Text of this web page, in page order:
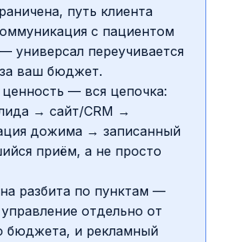
путь клиента
с пациентом
универсал переучивается
ваш бюджет.
— вся цепочка:
→ сайт/CRM →
дожима → записанный
приём, а не просто
разбита по пунктам —
отдельно от
бюджета, и рекламный